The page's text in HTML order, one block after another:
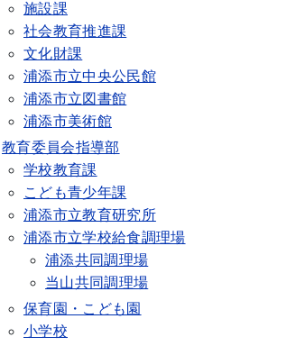
施設課
社会教育推進課
文化財課
浦添市立中央公民館
浦添市立図書館
浦添市美術館
教育委員会指導部
学校教育課
こども青少年課
浦添市立教育研究所
浦添市立学校給食調理場
浦添共同調理場
当山共同調理場
保育園・こども園
小学校